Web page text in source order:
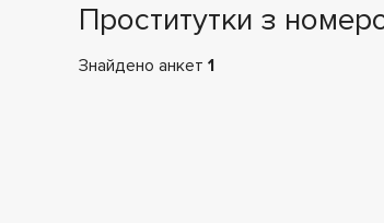
Проститутки з
Знайдено анкет 1